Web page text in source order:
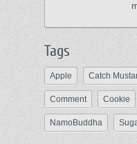
Tags
Apple Catch
Comment Cookie
NamoBuddha